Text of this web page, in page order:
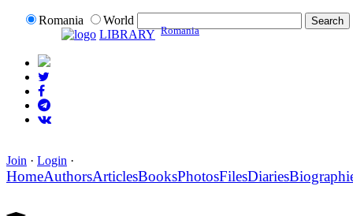
Romania
World
LIBRARY Romania
Join · Login ·
HomeAuthorsArticlesBooksPhotosFilesDiaries